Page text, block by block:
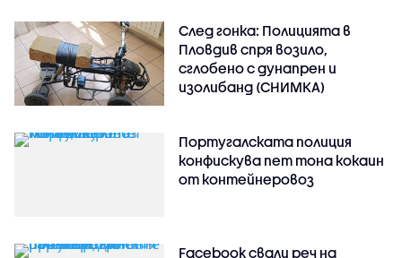
След гонка: Полицията в
Пловдив спря возило,
сглобено с дунапрен и
изолибанд (СНИМКА)
Португалската полиция
конфискува пет тона кокаин
от контейнеровоз
Facebook свали реч на